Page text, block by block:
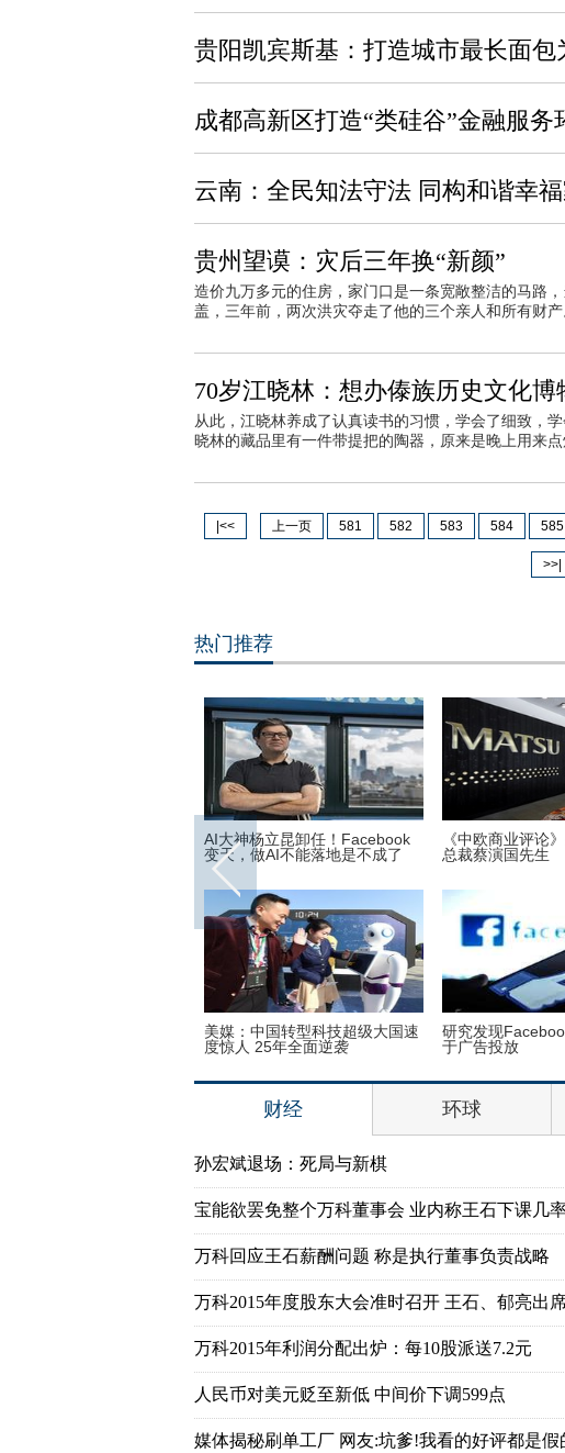
贵阳凯宾斯基：打造城市最长面包
成都高新区打造“类硅谷”金融服务
云南：全民知法守法 同构和谐幸福
贵州望谟：灾后三年换“新颜”
造价九万多元的住房，家门口是一条宽敞整洁的马路
盖，三年前，两次洪灾夺走了他的三个亲人和所有财产
70岁江晓林：想办傣族历史文化博
从此，江晓林养成了认真读书的习惯，学会了细致，
晓林的藏品里有一件带提把的陶器，原来是晚上用来
|<< 上一页 581 582 583 584 585
>>|